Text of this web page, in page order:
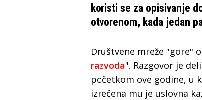
koristi se za opisivanje
otvorenom, kada jedan
Društvene mreže "gore"
razvoda". Razgovor je
početkom ove godine, u
izrečena mu je uslovna